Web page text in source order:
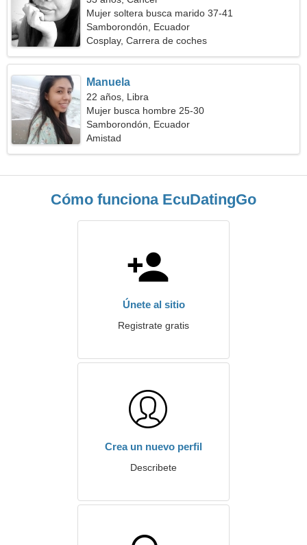
Mujer soltera busca marido 37-41
Samborondón, Ecuador
Cosplay, Carrera de coches
Manuela
22 años, Libra
Mujer busca hombre 25-30
Samborondón, Ecuador
Amistad
Cómo funciona EcuDatingGo
Únete al sitio
Registrate gratis
Crea un nuevo perfil
Describete